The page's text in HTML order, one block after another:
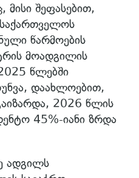
მისი შეფასებით,
წარმოების
მოადგილის
წლებში
დაახლოებით,
2026 წლის
45%-იანი ზრდა
ადგილს